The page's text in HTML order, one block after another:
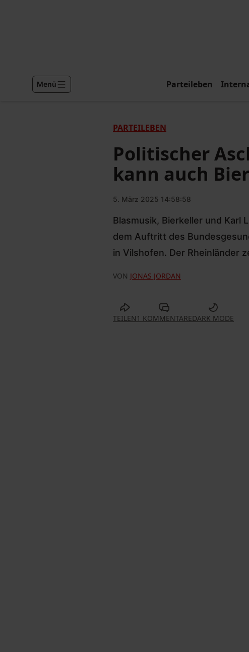
Menü Parteileben
PARTEILEBEN
Politischer
kann auch
5. März 2025 14:58:58
Blasmusik, Bierkeller und Karl
dem Auftritt des
in Vilshofen. Der Rheinländer
VON JONAS JORDAN
TEILEN 1 KOMMENTAREDARK MODE